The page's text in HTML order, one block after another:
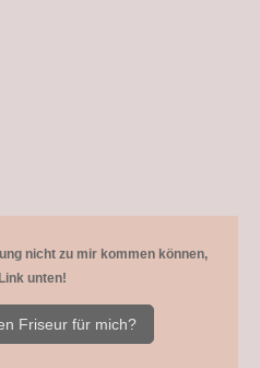
nicht zu mir kommen können,
unten!
Friseur für mich?